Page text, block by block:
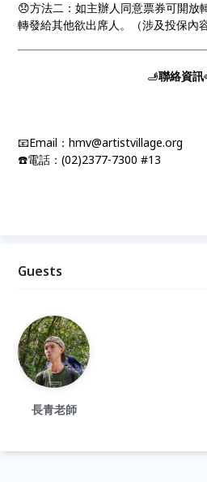
😞方法二：如主辦人同意票券可開放
轉發給其他欲出席人。（涉及投保內
🫸聯絡資訊
📧Email：hmv@artistvillage.org
☎️電話：(02)2377-7300 #13
Guests
長青老師